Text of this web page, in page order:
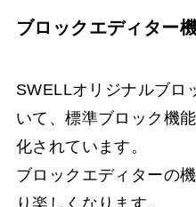
ブロックエディター
SWELLオリジナルブロ
いて、標準ブロック機
化されています。
ブロックエディターの
り楽しくなります。